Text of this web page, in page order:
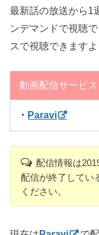
最新話の放送から1
ンデマンドで視聴
スで視聴できますよ
動画配信サービス
・ Paravi
配信情報は
配信が終了してい
ください。